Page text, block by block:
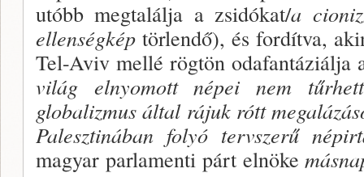
utóbb megtalálja a zsidókat/a cioniz
ellenségkép törlendő), és fordítva,
Tel-Aviv mellé rögtön
világ elnyomott népei nem
globalizmus által rájuk rótt
Palesztinában folyó terv­szerű
magyar parlamenti párt elnöke